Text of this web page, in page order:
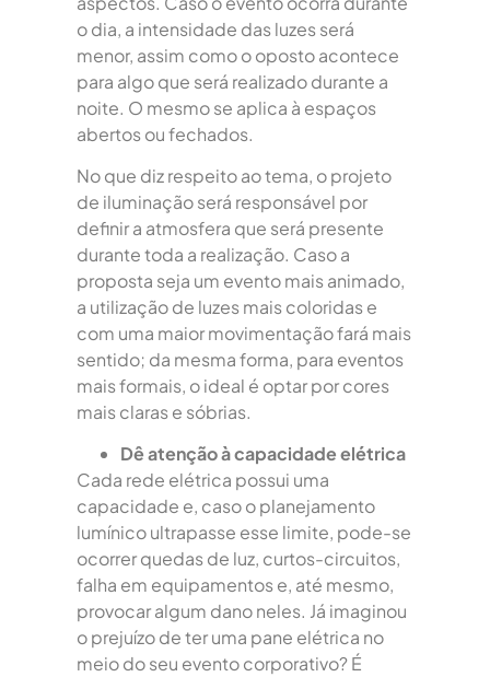
o dia, a intensidade das luzes será
menor, assim como o oposto acontece
para algo que será realizado durante a
noite. O mesmo se aplica à espaços
abertos ou fechados.
No que diz respeito ao tema, o projeto
de iluminação será responsável por
definir a atmosfera que será presente
durante toda a realização. Caso a
proposta seja um evento mais animado,
a utilização de luzes mais coloridas e
com uma maior movimentação fará mais
sentido; da mesma forma, para eventos
mais formais, o ideal é optar por cores
mais claras e sóbrias.
Dê atenção à capacidade elétrica
Cada rede elétrica possui uma
capacidade e, caso o planejamento
lumínico ultrapasse esse limite, pode-se
ocorrer quedas de luz, curtos-circuitos,
falha em equipamentos e, até mesmo,
provocar algum dano neles. Já imaginou
o prejuízo de ter uma pane elétrica no
meio do seu evento corporativo? É